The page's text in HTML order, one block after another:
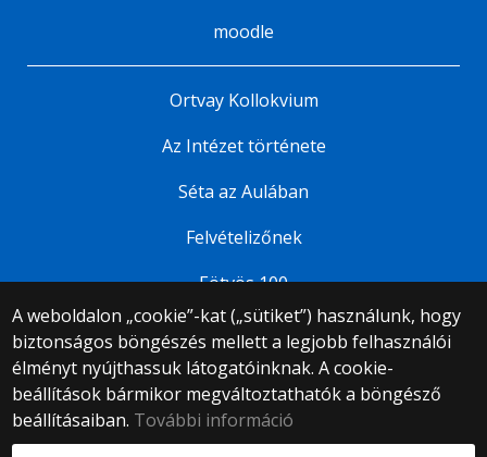
A weboldalon „cookie”-kat („sütiket”) használunk, hogy
biztonságos böngészés mellett a legjobb felhasználói
élményt nyújthassuk látogatóinknak. A cookie-
beállítások bármikor megváltoztathatók a böngésző
beállításaiban. További információ
moodle
Ortvay Kollokvium
Az Intézet története
Séta az Aulában
Felvételizőnek
Eötvös 100
© 2025 Eötvös Loránd Tudományegyetem
Minden jog fenntartva.
1053 Budapest, Egyetem tér 1–3.
Központi telefonszám: +36 1 411 6500
Webfejlesztés: